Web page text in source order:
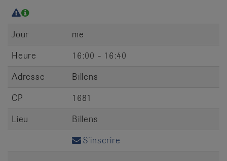
Jour
me
Heure
16:00 - 16:40
Adresse
Billens
CP
1681
Lieu
Billens
S’inscrire